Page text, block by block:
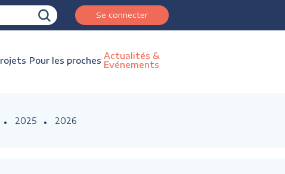
Se connecter
Pour les proches Actualités &
Evénements
2025 2026